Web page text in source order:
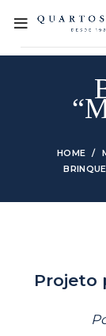
HOME
Projeto